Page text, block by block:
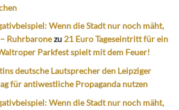
Wenn die Stadt nur noch mäht,
Ruhrbaronezu 21 Euro Tageseintritt für ein
Parkfest spielt mit dem Feuer!
deutsche Lautsprecher den Leipziger
für antiwestliche Propaganda nutzen
Wenn die Stadt nur noch mäht,